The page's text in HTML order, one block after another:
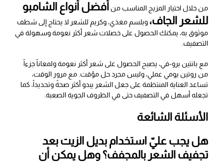
من خلال اختيار المزيج المناسب منأفضل أنواع الشامبو
للشعر الجاف، وبلسم مغذي، وكريم للشعر لا يحتاج إلى شطف
موثوق به، يمكنك الحصول على خصلات شعر أكثر نعومة وسهولة في
التصفيف.
مع بانتين برو-في، يصبح الحصول على شعر أكثر نعومة ولمعاناً جزءاً
من روتين يومي عملي، وليس مجرد حل مؤقت. مع مرور الوقت،
تساعد العناية المنتظمة على جعل الشعر يبدو أكثر صحةً وتحديداً، كما
تجعله أسهل في التصفيف حتى في الظروف الجوية الصعبة.
الأسئلة الشائعة
هل يجب عليّ استخدام بديل الزيت بعد
تجفيف الشعر بالمجفف؟ وهل يمكن أن